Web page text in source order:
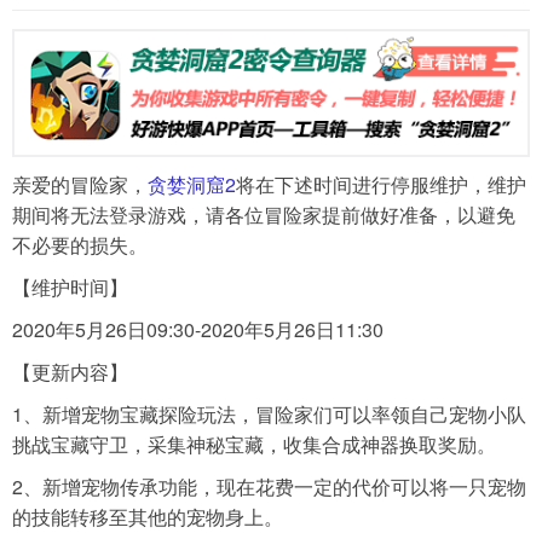
4399手机游戏网
导航
亲爱的冒险家， 贪婪洞窟2将在下述时间进行停服维护，维护
期间将无法登录游戏，请各位冒险家提前做好准备，以避免
不必要的损失。
【维护时间】
2020年5月26日09:30-2020年5月26日11:30
【更新内容】
1、新增宠物宝藏探险玩法，冒险家们可以率领自己宠物小队
挑战宝藏守卫，采集神秘宝藏，收集合成神器换取奖励。
2、新增宠物传承功能，现在花费一定的代价可以将一只宠物
的技能转移至其他的宠物身上。